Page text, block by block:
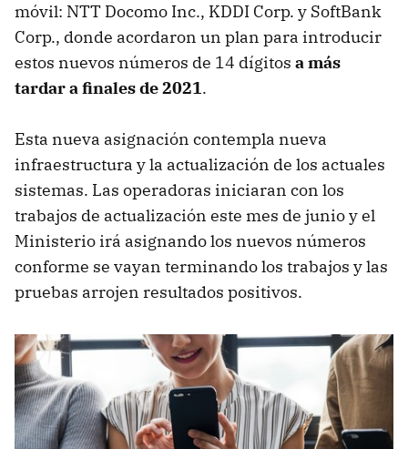
móvil: NTT Docomo Inc., KDDI Corp. y SoftBank
Corp., donde acordaron un plan para introducir
estos nuevos números de 14 dígitos a más
tardar a finales de 2021.
Esta nueva asignación contempla nueva
infraestructura y la actualización de los actuales
sistemas. Las operadoras iniciaran con los
trabajos de actualización este mes de junio y el
Ministerio irá asignando los nuevos números
conforme se vayan terminando los trabajos y las
pruebas arrojen resultados positivos.